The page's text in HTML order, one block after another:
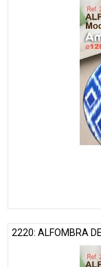
2220: ALFOMBRA